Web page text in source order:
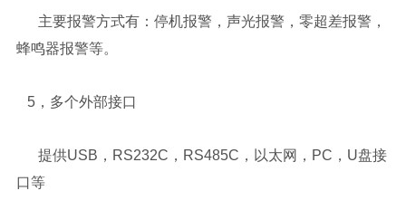
主要报警方式有：停机报警，声光报警，零超差报警，
蜂鸣器报警等。
5，多个外部接口
提供USB，RS232C，RS485C，以太网，PC，U盘接
口等